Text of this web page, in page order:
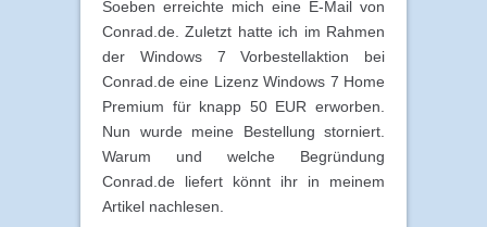
Soeben erreichte mich eine E-Mail von
Conrad.de. Zuletzt hatte ich im Rahmen
der Windows 7 Vorbestellaktion bei
Conrad.de eine Lizenz Windows 7 Home
Premium für knapp 50 EUR erworben.
Nun wurde meine Bestellung storniert.
Warum und welche Begründung
Conrad.de liefert könnt ihr in meinem
Artikel nachlesen.